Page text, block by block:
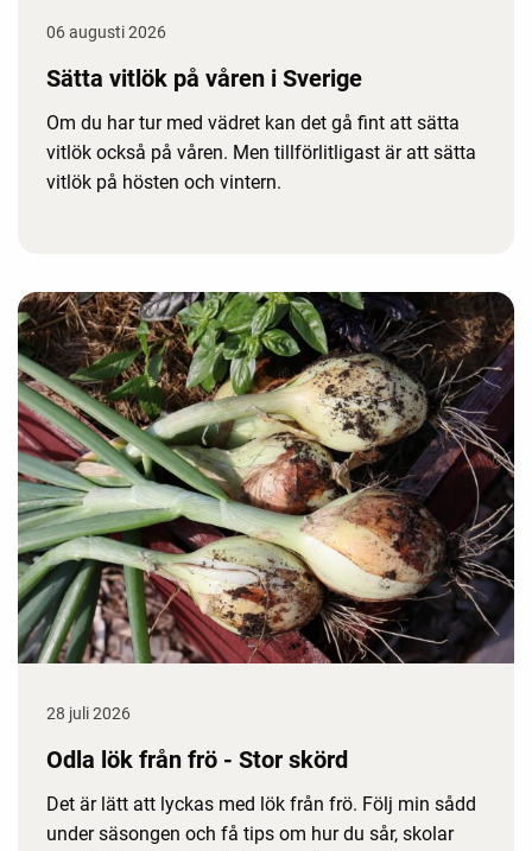
06 augusti 2026
Sätta vitlök på våren i Sverige
Om du har tur med vädret kan det gå fint att sätta
vitlök också på våren. Men tillförlitligast är att sätta
vitlök på hösten och vintern.
28 juli 2026
Odla lök från frö - Stor skörd
Det är lätt att lyckas med lök från frö. Följ min sådd
under säsongen och få tips om hur du sår, skolar